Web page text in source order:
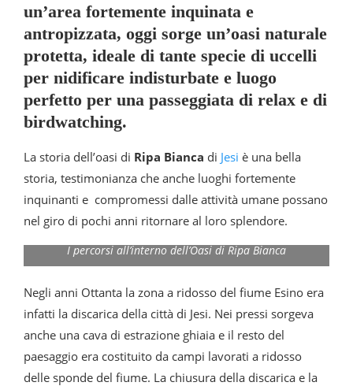
un’area fortemente inquinata e
antropizzata, oggi sorge un’oasi naturale
protetta, ideale di tante specie di uccelli
per nidificare indisturbate e luogo
perfetto per una passeggiata di relax e di
birdwatching.
La storia dell’oasi di Ripa Bianca di Jesi è una bella
storia, testimonianza che anche luoghi fortemente
inquinanti e compromessi dalle attività umane possano
nel giro di pochi anni ritornare al loro splendore.
I percorsi all’interno dell’Oasi di Ripa Bianca
Negli anni Ottanta la zona a ridosso del fiume Esino era
infatti la discarica della città di Jesi. Nei pressi sorgeva
anche una cava di estrazione ghiaia e il resto del
paesaggio era costituito da campi lavorati a ridosso
delle sponde del fiume. La chiusura della discarica e la